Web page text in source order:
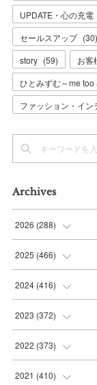
UPDATE・心の充電
セールスアップ (30)
story (59) お客
ひとみずむ～me too
ファッション・イン
Archives
2026 (288)
(9)
(36
(37
(42
2025 (466)
(56
(37
(35
(36
2024 (416)
(38
(39
(38
2023 (372)
(31
(30
2022 (373)
(31
2021 (410)